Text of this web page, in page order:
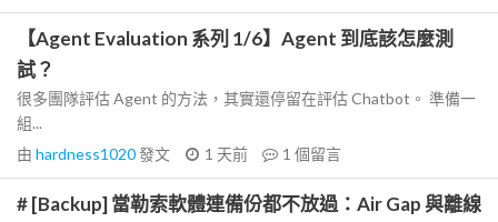
【Agent Evaluation 系列 1/6】Agent 到底該怎麼測
試？
很多團隊評估 Agent 的方法，其實還停留在評估 Chatbot。 準備一
組...
由 hardness1020發文 1 天前 1 個留言
# [Backup] 當勒索軟體連備份都不放過：Air Gap 與離線